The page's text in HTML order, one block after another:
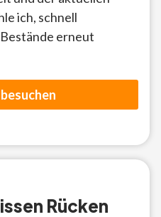
ich, schnell
erneut
Rücken